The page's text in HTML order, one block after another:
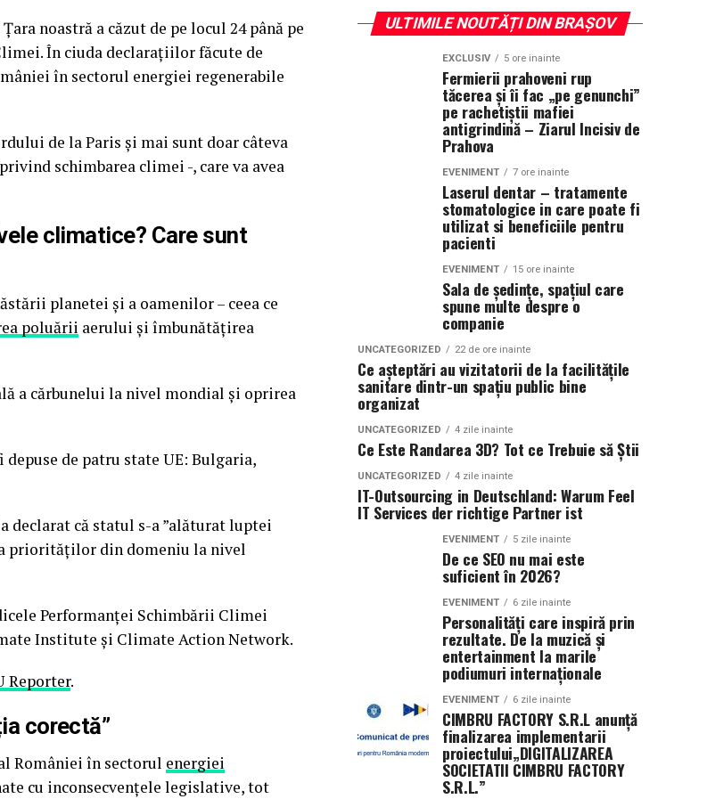
Țara noastră a căzut de pe locul 24 până pe
În ciuda declarațiilor făcute de
în sectorul energiei regenerabile
de la Paris și mai sunt doar câteva
schimbarea climei -, care va avea
climatice? Care sunt
planetei și a oamenilor – ceea ce
poluării aerului și îmbunătățirea
a cărbunelui la nivel mondial și oprirea
de patru state UE: Bulgaria,
declarat că statul s-a ”alăturat luptei
priorităților din domeniu la nivel
Performanței Schimbării Climei
Institute și Climate Action Network.
Reporter.
corectă”
României în sectorul energiei
cu inconsecvențele legislative, tot
ULTIMILE NOUTĂȚI DIN BRAȘOV
EXCLUSIV 5 ore inainte
Fermierii prahoveni rup
tăcerea și îi fac „pe genunchi”
pe rachetiștii mafiei
antigrindină – Ziarul Incisiv de
Prahova
EVENIMENT 7 ore inainte
Laserul dentar – tratamente
stomatologice in care poate fi
utilizat si beneficiile pentru
pacienti
EVENIMENT 15 ore inainte
Sala de ședințe, spațiul care
spune multe despre o
companie
UNCATEGORIZED 22 de ore inainte
Ce așteptări au vizitatorii de la facilitățile
sanitare dintr-un spațiu public bine
organizat
UNCATEGORIZED 4 zile inainte
Ce Este Randarea 3D? Tot ce Trebuie să Știi
UNCATEGORIZED 4 zile inainte
IT-Outsourcing in Deutschland: Warum Feel
IT Services der richtige Partner ist
EVENIMENT 5 zile inainte
De ce SEO nu mai este
suficient în 2026?
EVENIMENT 6 zile inainte
Personalități care inspiră prin
rezultate. De la muzică și
entertainment la marile
podiumuri internaționale
EVENIMENT 6 zile inainte
CIMBRU FACTORY S.R.L anunţă
finalizarea implementarii
proiectului„DIGITALIZAREA
SOCIETATII CIMBRU FACTORY
S.R.L.”